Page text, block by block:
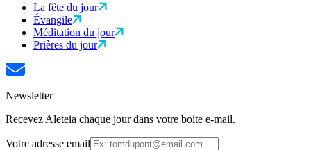
La fête du jour
Évangile
Méditation du jour
Prières du jour
Newsletter
Recevez Aleteia chaque jour dans votre boite e-mail.
Votre adresse email